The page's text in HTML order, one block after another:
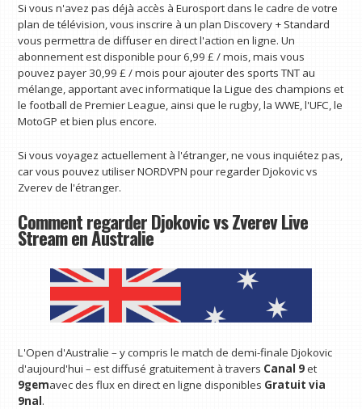
Si vous n'avez pas déjà accès à Eurosport dans le cadre de votre
plan de télévision, vous inscrire à un plan Discovery + Standard
vous permettra de diffuser en direct l'action en ligne. Un
abonnement est disponible pour 6,99 £ / mois, mais vous
pouvez payer 30,99 £ / mois pour ajouter des sports TNT au
mélange, apportant avec informatique la Ligue des champions et
le football de Premier League, ainsi que le rugby, la WWE, l'UFC, le
MotoGP et bien plus encore.
Si vous voyagez actuellement à l'étranger, ne vous inquiétez pas,
car vous pouvez utiliser NORDVPN pour regarder Djokovic vs
Zverev de l'étranger.
Comment regarder Djokovic vs Zverev Live
Stream en Australie
L'Open d'Australie – y compris le match de demi-finale Djokovic
d'aujourd'hui – est diffusé gratuitement à travers Canal 9et
9gemavec des flux en direct en ligne disponibles Gratuit via
9nal.